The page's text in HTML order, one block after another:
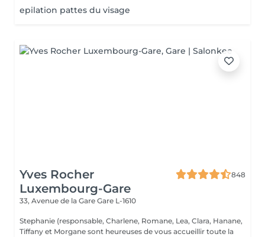
epilation pattes du visage
Yves Rocher
Luxembourg-Gare
848
33, Avenue de la Gare Gare L-1610
Stephanie (responsable, Charlene, Romane, Lea, Clara, Hanane,
Tiffany et Morgane sont heureuses de vous accueillir toute la